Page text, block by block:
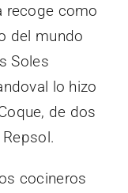
recoge como
del mundo
Soles
lo hizo
de dos
cocineros